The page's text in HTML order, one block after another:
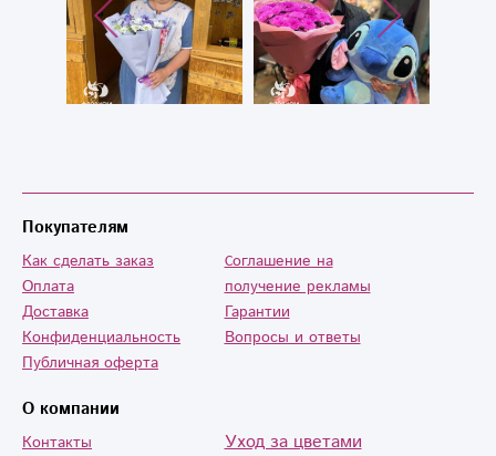
Покупателям
Как сделать заказ
Оплата
Доставка
Конфиденциальность
Публичная оферта
Cоглашение на
получение рекламы
Гарантии
Вопросы и ответы
О компании
Контакты
Уход за цветами